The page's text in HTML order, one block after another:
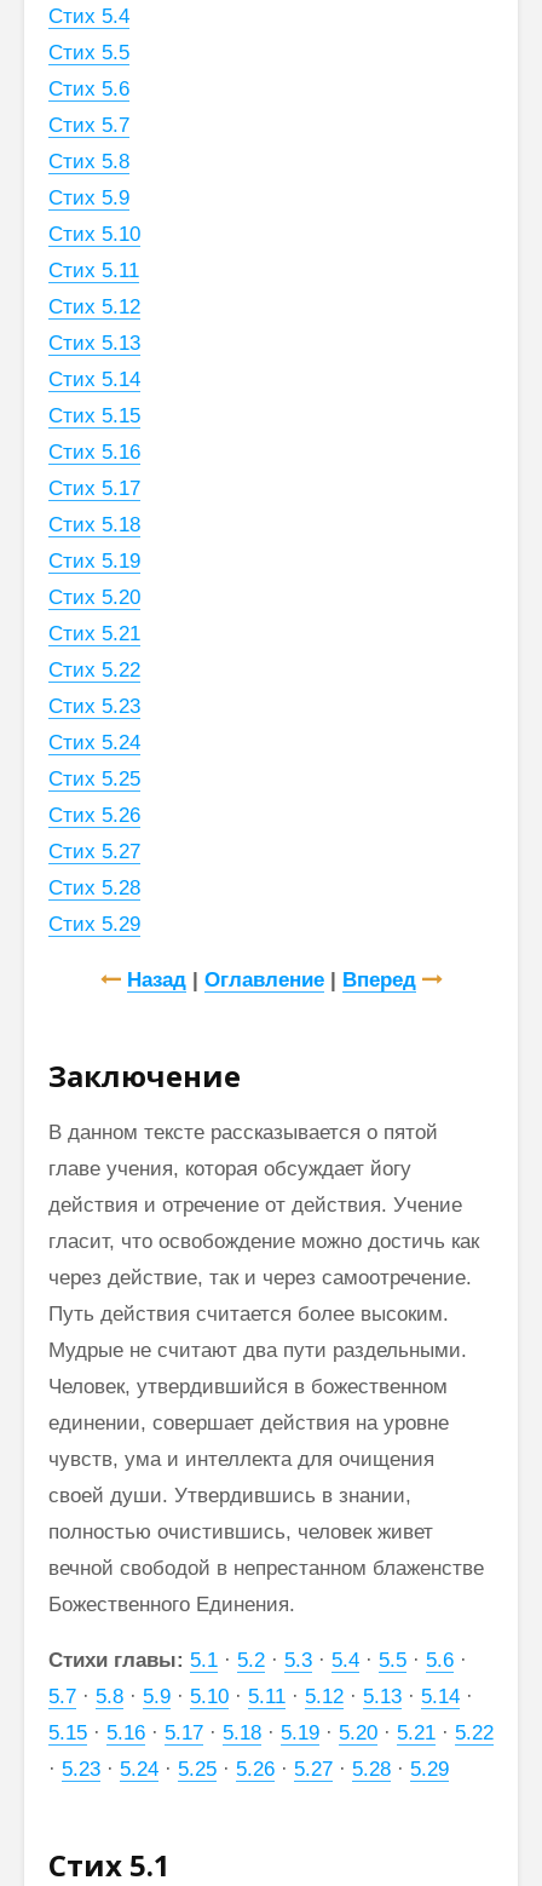
Стих 5.4
Стих 5.5
Стих 5.6
Стих 5.7
Стих 5.8
Стих 5.9
Стих 5.10
Стих 5.11
Стих 5.12
Стих 5.13
Стих 5.14
Стих 5.15
Стих 5.16
Стих 5.17
Стих 5.18
Стих 5.19
Стих 5.20
Стих 5.21
Стих 5.22
Стих 5.23
Стих 5.24
Стих 5.25
Стих 5.26
Стих 5.27
Стих 5.28
Стих 5.29
Назад| Оглавление| Вперед
Заключение
В данном тексте рассказывается о пятой
главе учения, которая обсуждает йогу
действия и отречение от действия. Учение
гласит, что освобождение можно достичь как
через действие, так и через самоотречение.
Путь действия считается более высоким.
Мудрые не считают два пути раздельными.
Человек, утвердившийся в божественном
единении, совершает действия на уровне
чувств, ума и интеллекта для очищения
своей души. Утвердившись в знании,
полностью очистившись, человек живет
вечной свободой в непрестанном блаженстве
Божественного Единения.
Стихи главы: 5.1 · 5.2 · 5.3 · 5.4 · 5.5 · 5.6 ·
5.7 · 5.8 · 5.9 · 5.10 · 5.11 · 5.12 · 5.13 · 5.14 ·
5.15 · 5.16 · 5.17 · 5.18 · 5.19 · 5.20 · 5.21 · 5.22
· 5.23 · 5.24 · 5.25 · 5.26 · 5.27 · 5.28 · 5.29
Стих 5.1